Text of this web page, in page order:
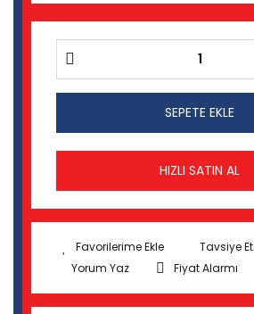
SEPETE EKLE
HIZLI SATIN AL
Tavsiye Et
Yorum Yaz
Fiyat Alarmı